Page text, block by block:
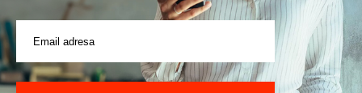
POVEZANI SADRŽAJI